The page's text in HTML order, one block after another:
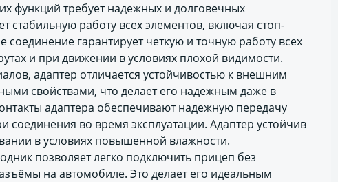
функций требует надежных и долговечных
стабильную работу всех элементов, включая стоп-
гарантирует четкую и точную работу всех
и при движении в условиях плохой видимости.
адаптер отличается устойчивостью к внешним
свойствами, что делает его надежным даже в
адаптера обеспечивают надежную передачу
соединения во время эксплуатации. Адаптер устойчив
в условиях повышенной влажности.
позволяет легко подключить прицеп без
на автомобиле. Это делает его идеальным